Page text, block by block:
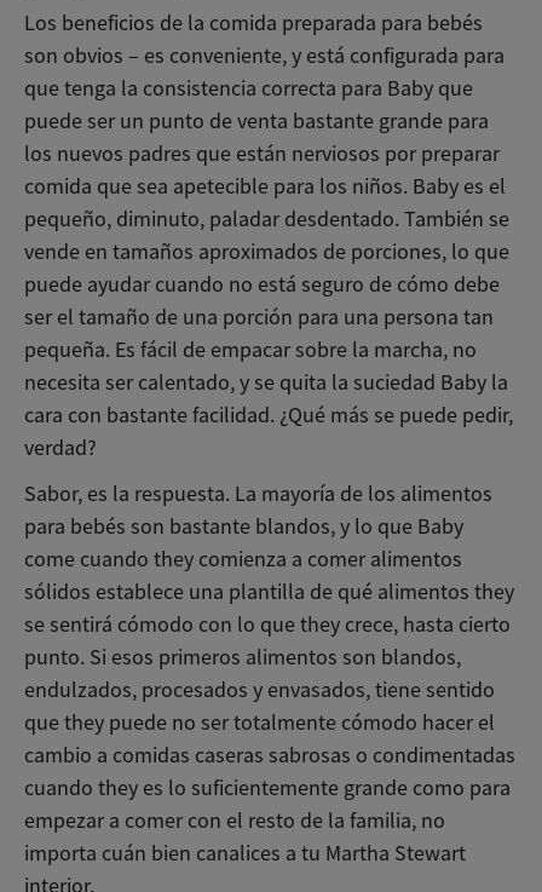
Los beneficios de la comida preparada para bebés
son obvios – es conveniente, y está configurada para
que tenga la consistencia correcta para Baby que
puede ser un punto de venta bastante grande para
los nuevos padres que están nerviosos por preparar
comida que sea apetecible para los niños. Baby es el
pequeño, diminuto, paladar desdentado. También se
vende en tamaños aproximados de porciones, lo que
puede ayudar cuando no está seguro de cómo debe
ser el tamaño de una porción para una persona tan
pequeña. Es fácil de empacar sobre la marcha, no
necesita ser calentado, y se quita la suciedad Baby la
cara con bastante facilidad. ¿Qué más se puede pedir,
verdad?
Sabor, es la respuesta. La mayoría de los alimentos
para bebés son bastante blandos, y lo que Baby
come cuando they comienza a comer alimentos
sólidos establece una plantilla de qué alimentos they
se sentirá cómodo con lo que they crece, hasta cierto
punto. Si esos primeros alimentos son blandos,
endulzados, procesados y envasados, tiene sentido
que they puede no ser totalmente cómodo hacer el
cambio a comidas caseras sabrosas o condimentadas
cuando they es lo suficientemente grande como para
empezar a comer con el resto de la familia, no
importa cuán bien canalices a tu Martha Stewart
interior.